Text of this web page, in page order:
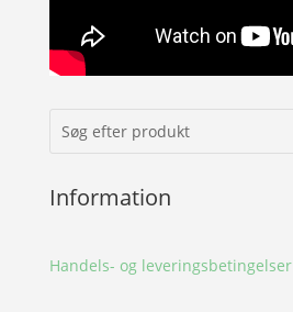
Information
Handels- og leveringsbetingelser